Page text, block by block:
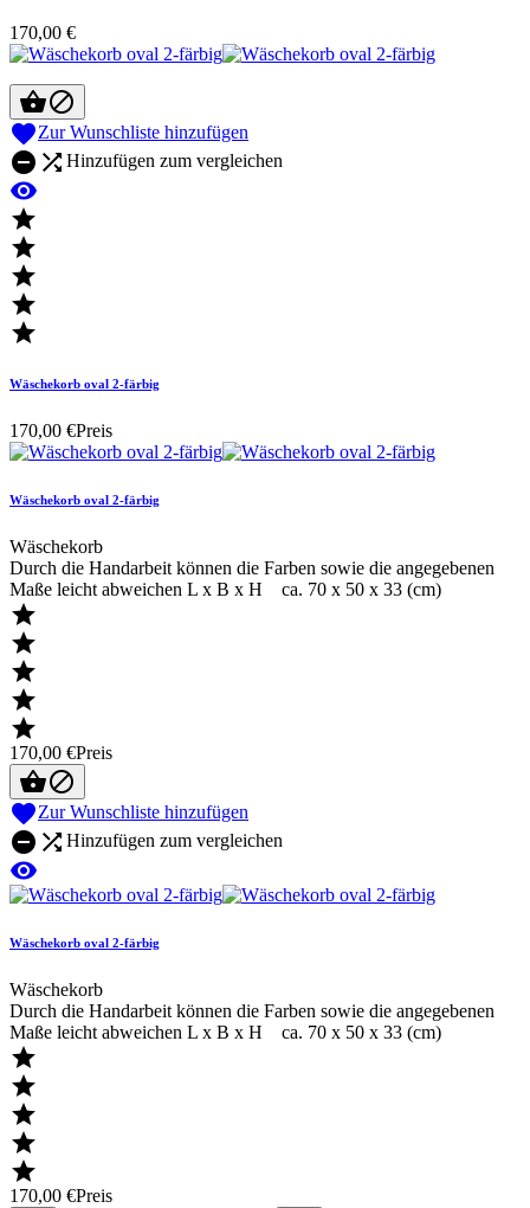
170,00 €

Zur Wunschliste hinzufügen
  Hinzufügen zum vergleichen






Wäschekorb oval 2-färbig
170,00 €Preis
Wäschekorb oval 2-färbig
Wäschekorb
Durch die Handarbeit können die Farben sowie die angegebenen
Maße leicht abweichen L x B x H ca. 70 x 50 x 33 (cm)





170,00 €Preis

Zur Wunschliste hinzufügen
  Hinzufügen zum vergleichen

Wäschekorb oval 2-färbig
Wäschekorb
Durch die Handarbeit können die Farben sowie die angegebenen
Maße leicht abweichen L x B x H ca. 70 x 50 x 33 (cm)





170,00 €Preis